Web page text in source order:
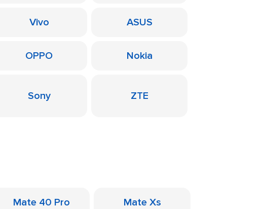
Vivo ASUS
OPPO Nokia
Sony ZTE
Mate 40 Pro Mate Xs